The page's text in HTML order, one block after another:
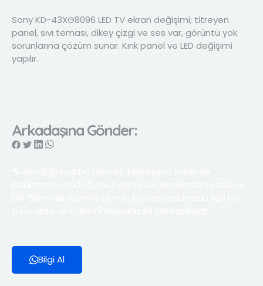
Sony KD-43XG8096 LED TV ekran değişimi; titreyen
panel, sıvı teması, dikey çizgi ve ses var, görüntü yok
sorunlarına çözüm sunar. Kırık panel ve LED değişimi
yapılır.
Arkadaşına Gönder:
Bilgi Al